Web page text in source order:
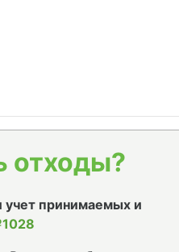
отходы?
учет принимаемых и